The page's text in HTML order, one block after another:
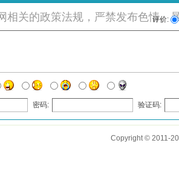
相关的政策法规，严禁发布色情、
评价:
密码: 验证码:
Copyright © 2011-